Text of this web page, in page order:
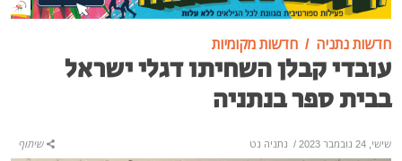
חדשות נתניה חדשות מקומיות
עובדי קבלן השחיתו דגלי ישראל
בבית ספר בנתניה
שישי, 24 נובמבר 2023 / נתניה נט שיתוף